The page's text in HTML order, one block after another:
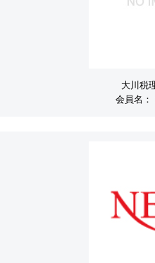
大川税
会員名：